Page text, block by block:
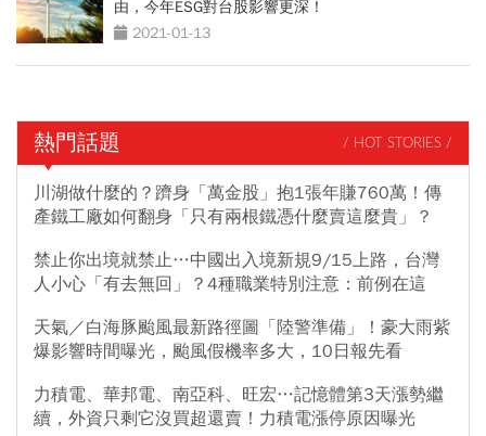
由，今年ESG對台股影響更深！
2021-01-13
熱門話題 / HOT STORIES /
川湖做什麼的？躋身「萬金股」抱1張年賺760萬！傳
產鐵工廠如何翻身「只有兩根鐵憑什麼賣這麼貴」？
禁止你出境就禁止…中國出入境新規9/15上路，台灣
人小心「有去無回」？4種職業特別注意：前例在這
天氣／白海豚颱風最新路徑圖「陸警準備」！豪大雨紫
爆影響時間曝光，颱風假機率多大，10日報先看
力積電、華邦電、南亞科、旺宏…記憶體第3天漲勢繼
續，外資只剩它沒買超還賣！力積電漲停原因曝光